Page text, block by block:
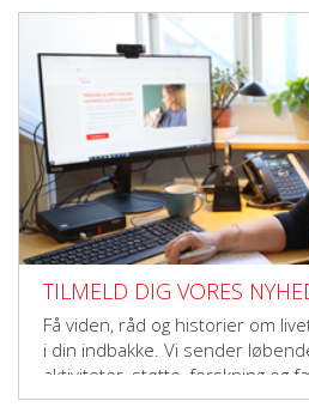
TILMELD DIG VORES
Få viden, råd og historier om
i din indbakke. Vi sender
aktiviteter, støtte, forskning og
der vil gøre en forskel.